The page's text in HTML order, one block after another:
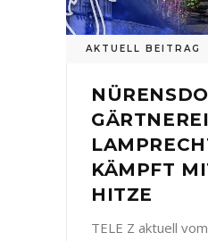
AKTUELL BEITRAG
GÄRTNEREI
KÄMPFT
HITZE
TELE Z aktuell